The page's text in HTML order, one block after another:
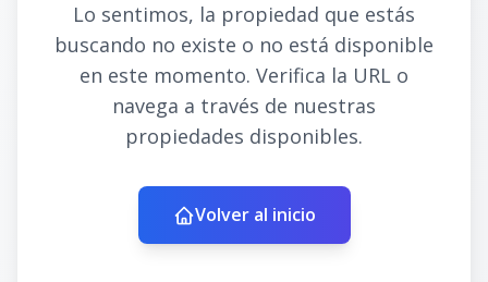
Lo sentimos, la propiedad que estás
buscando no existe o no está disponible
en este momento. Verifica la URL o
navega a través de nuestras
propiedades disponibles.
Volver al inicio